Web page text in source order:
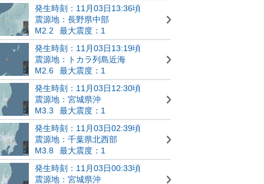
発生時刻：11月03日13:36頃
震源地：長野県中部
M2.2
最大震度：1
発生時刻：11月03日13:19頃
震源地：トカラ列島近海
M2.6
最大震度：1
発生時刻：11月03日12:30頃
震源地：宮城県沖
M3.3
最大震度：1
発生時刻：11月03日02:39頃
震源地：千葉県北西部
M3.8
最大震度：1
発生時刻：11月03日00:33頃
震源地：宮城県沖